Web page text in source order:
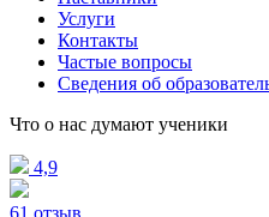
Услуги
Контакты
Частые вопросы
Сведения об
Что о нас думают ученики
4,9
61 отзыв